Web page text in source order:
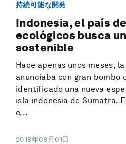
持続可能な開発
Indonesia, el país
ecológicos busca
sostenible
Hace apenas unos meses,
anunciaba con gran bombo
identificado una nueva
isla indonesia de Sumatra.
e...
2018年08月01日